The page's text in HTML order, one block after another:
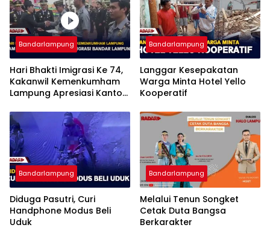
Bandarlampung
Hari Bhakti Imigrasi Ke 74,
Kakanwil Kemenkumham
Lampung Apresiasi Kantor
Bandarlampung
Langgar Kesepakatan
Warga Minta Hotel Yello
Kooperatif
Bandarlampung
Diduga Pasutri, Curi
Handphone Modus Beli
Uduk
Bandarlampung
Melalui Tenun Songket
Cetak Duta Bangsa
Berkarakter